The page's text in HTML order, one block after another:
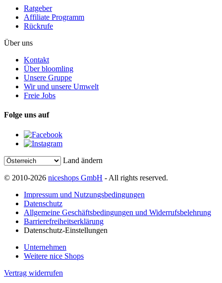
Ratgeber
Affiliate Programm
Rückrufe
Über uns
Kontakt
Über bloomling
Unsere Gruppe
Wir und unsere Umwelt
Freie Jobs
Folge uns auf
Land ändern
© 2010-2026 niceshops GmbH - All rights reserved.
Impressum und Nutzungsbedingungen
Datenschutz
Allgemeine Geschäftsbedingungen und Widerrufsbelehrung
Barrierefreiheitserklärung
Datenschutz-Einstellungen
Unternehmen
Weitere nice Shops
Vertrag widerrufen